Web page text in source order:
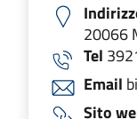
20066
Tel
Email
Sito